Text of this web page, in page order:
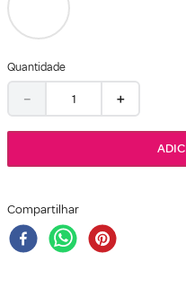
Quantidade
＋
－
Compartilhar